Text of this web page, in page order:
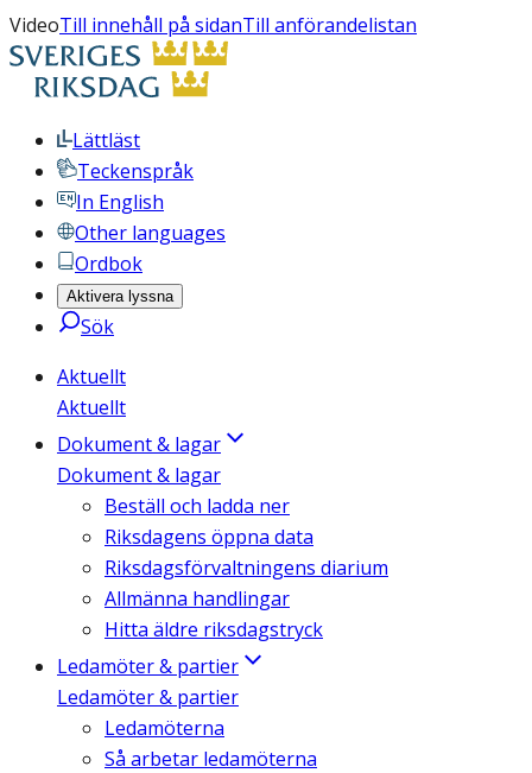
VideoTill innehåll på sidanTill anförandelistan
Lättläst
Teckenspråk
In English
Other languages
Ordbok
Aktivera lyssna
Sök
Aktuellt
Aktuellt
Dokument & lagar
Dokument & lagar
Beställ och ladda ner
Riksdagens öppna data
Riksdagsförvaltningens diarium
Allmänna handlingar
Hitta äldre riksdagstryck
Ledamöter & partier
Ledamöter & partier
Ledamöterna
Så arbetar ledamöterna